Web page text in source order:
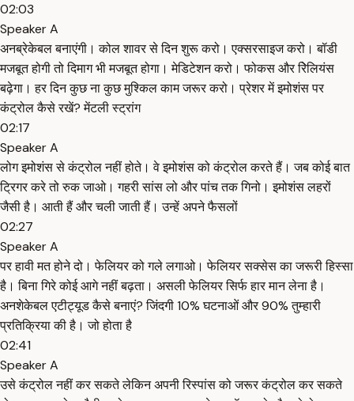
02:03
Speaker A
अनब्रेकेबल बनाएंगी। कोल शावर से दिन शुरू करो। एक्सरसाइज करो। बॉडी
मजबूत होगी तो दिमाग भी मजबूत होगा। मेडिटेशन करो। फोकस और रेिलियंस
बढ़ेगा। हर दिन कुछ ना कुछ मुश्किल काम जरूर करो। प्रेशर में इमोशंस पर
कंट्रोल कैसे रखें? मेंटली स्ट्रांग
02:17
Speaker A
लोग इमोशंस से कंट्रोल नहीं होते। वे इमोशंस को कंट्रोल करते हैं। जब कोई बात
ट्रिगर करे तो रुक जाओ। गहरी सांस लो और पांच तक गिनो। इमोशंस लहरों
जैसी है। आती हैं और चली जाती हैं। उन्हें अपने फैसलों
02:27
Speaker A
पर हावी मत होने दो। फेलियर को गले लगाओ। फेलियर सक्सेस का जरूरी हिस्सा
है। बिना गिरे कोई आगे नहीं बढ़ता। असली फेलियर सिर्फ हार मान लेना है।
अनशेकेबल एटीट्यूड कैसे बनाएं? जिंदगी 10% घटनाओं और 90% तुम्हारी
प्रतिक्रिया की है। जो होता है
02:41
Speaker A
उसे कंट्रोल नहीं कर सकते लेकिन अपनी रिस्पांस को जरूर कंट्रोल कर सकते